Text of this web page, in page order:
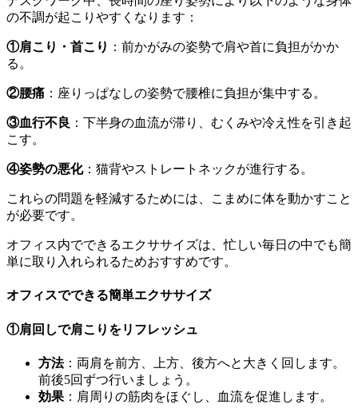
の不調が起こりやすくなります：
①肩こり・首こり ：前かがみの姿勢で肩や首に負担がかか
る。
②腰痛 ：座りっぱなしの姿勢で腰椎に負担が集中する。
③血行不良 ：下半身の血流が滞り、むくみや冷え性を引き起
こす。
④姿勢の悪化：猫背やストレートネックが進行する。
これらの問題を軽減するためには、こまめに体を動かすこと
が必要です。
オフィス内でできるエクササイズは、忙しい毎日の中でも簡
単に取り入れられるためおすすめです。
オフィスでできる簡単エクササイズ
①肩回しで肩こりをリフレッシュ
方法：両肩を前方、上方、後方へと大きく回します。
前後5回ずつ行いましょう。
効果 ：肩周りの筋肉をほぐし、血流を促進します。